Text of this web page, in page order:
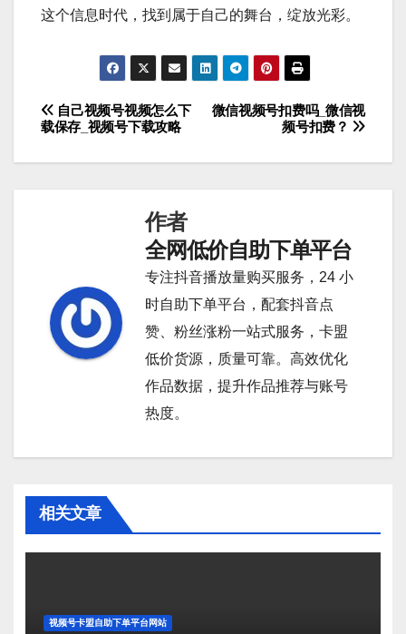
这个信息时代，找到属于自己的舞台，绽放光彩。
文
章
微信视频号扣费吗_微信视
频号扣费？
自己视频号视频怎么下
载保存_视频号下载攻略
作者
全网低价自助下单平台
专注抖音播放量购买服务，24 小
时自助下单平台，配套抖音点
赞、粉丝涨粉一站式服务，卡盟
低价货源，质量可靠。高效优化
作品数据，提升作品推荐与账号
热度。
相关文章
视频号卡盟自助下单平台网站